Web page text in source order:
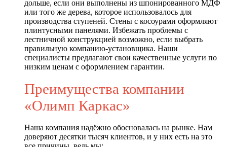
дольше, если они выполнены из шпонированного МДФ
или того же дерева, которое использовалось для
производства ступеней. Стены с косоурами оформляют
плинтусными панелями. Избежать проблемы с
лестничной конструкцией возможно, если выбрать
правильную компанию-установщика. Наши
специалисты предлагают свои качественные услуги по
низким ценам с оформлением гарантии.
Преимущества компании
«Олимп Каркас»
Наша компания надёжно обосновалась на рынке. Нам
доверяют десятки тысяч клиентов, и у них есть на это